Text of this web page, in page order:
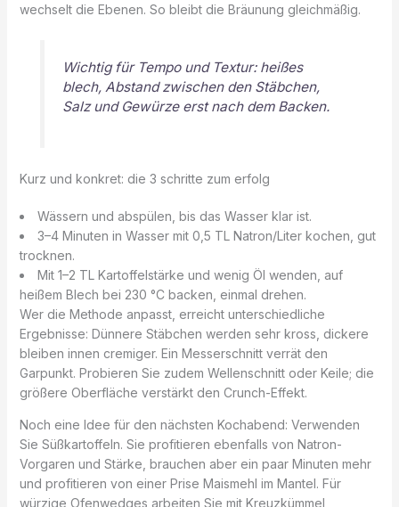
wechselt die Ebenen. So bleibt die Bräunung gleichmäßig.
Wichtig für Tempo und Textur: heißes
blech, Abstand zwischen den Stäbchen,
Salz und Gewürze erst nach dem Backen.
Kurz und konkret: die 3 schritte zum erfolg
Wässern und abspülen, bis das Wasser klar ist.
3–4 Minuten in Wasser mit 0,5 TL Natron/Liter kochen, gut
trocknen.
Mit 1–2 TL Kartoffelstärke und wenig Öl wenden, auf
heißem Blech bei 230 °C backen, einmal drehen.
Wer die Methode anpasst, erreicht unterschiedliche
Ergebnisse: Dünnere Stäbchen werden sehr kross, dickere
bleiben innen cremiger. Ein Messerschnitt verrät den
Garpunkt. Probieren Sie zudem Wellenschnitt oder Keile; die
größere Oberfläche verstärkt den Crunch-Effekt.
Noch eine Idee für den nächsten Kochabend: Verwenden
Sie Süßkartoffeln. Sie profitieren ebenfalls von Natron-
Vorgaren und Stärke, brauchen aber ein paar Minuten mehr
und profitieren von einer Prise Maismehl im Mantel. Für
würzige Ofenwedges arbeiten Sie mit Kreuzkümmel,